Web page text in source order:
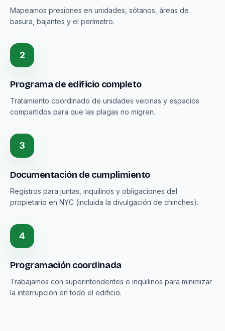
Mapeamos presiones en unidades, sótanos, áreas de
basura, bajantes y el perímetro.
2
Programa de edificio completo
Tratamiento coordinado de unidades vecinas y espacios
compartidos para que las plagas no migren.
3
Documentación de cumplimiento
Registros para juntas, inquilinos y obligaciones del
propietario en NYC (incluida la divulgación de chinches).
4
Programación coordinada
Trabajamos con superintendentes e inquilinos para minimizar
la interrupción en todo el edificio.